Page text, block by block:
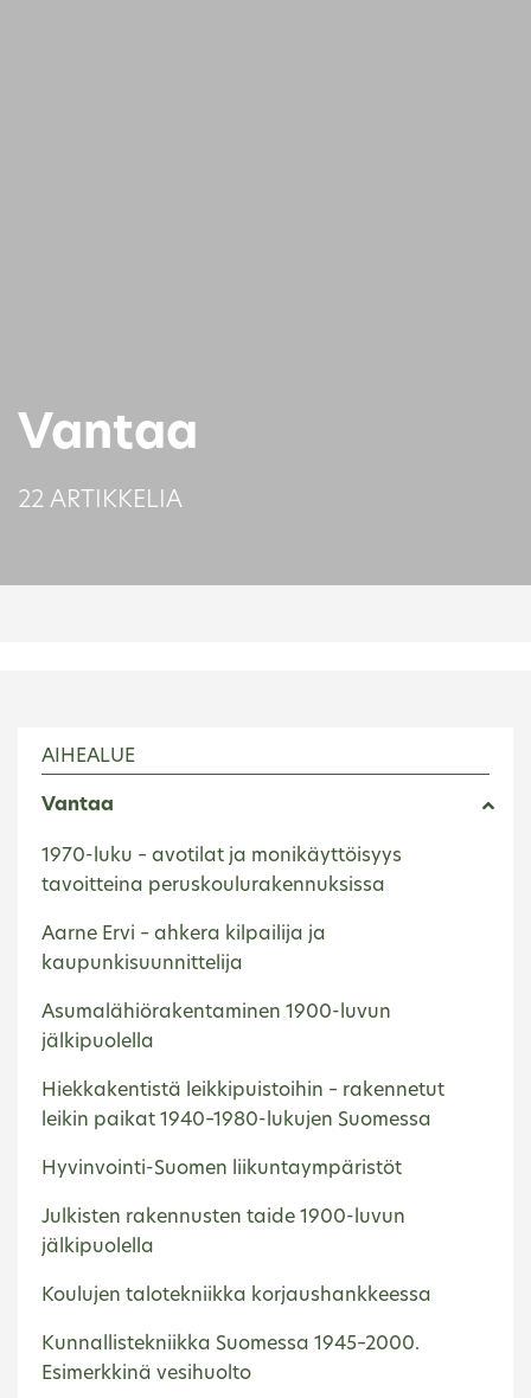
Vantaa
22 ARTIKKELIA
AIHEALUE
Vantaa
1970-luku – avotilat ja monikäyttöisyys
tavoitteina peruskoulurakennuksissa
Aarne Ervi – ahkera kilpailija ja
kaupunkisuunnittelija
Asumalähiörakentaminen 1900-luvun
jälkipuolella
Hiekkakentistä leikkipuistoihin – rakennetut
leikin paikat 1940–1980-lukujen Suomessa
Hyvinvointi-Suomen liikuntaympäristöt
Julkisten rakennusten taide 1900-luvun
jälkipuolella
Koulujen talotekniikka korjaushankkeessa
Kunnallistekniikka Suomessa 1945–2000.
Esimerkkinä vesihuolto